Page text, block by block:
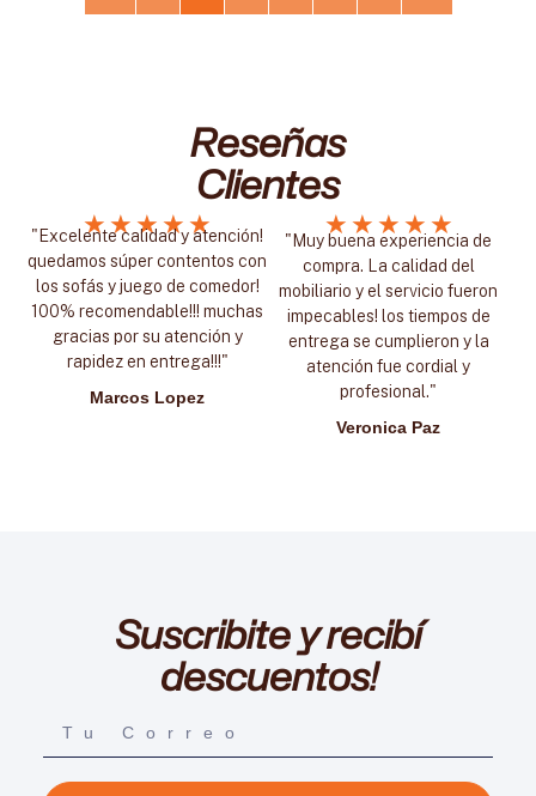
Reseñas
Clientes
★★ ★ ★ ★
"Excelente calidad y atención!
quedamos súper contentos con
los sofás y juego de comedor!
100% recomendable!!! muchas
gracias por su atención y
rapidez en entrega!!!"
Marcos Lopez
★ ★ ★ ★ ★
"Muy buena experiencia de
compra. La calidad del
mobiliario y el servicio fueron
impecables! los tiempos de
entrega se cumplieron y la
atención fue cordial y
profesional."
Veronica Paz
Suscribite y recibí
descuentos!